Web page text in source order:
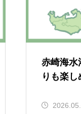
赤崎海水
りも楽